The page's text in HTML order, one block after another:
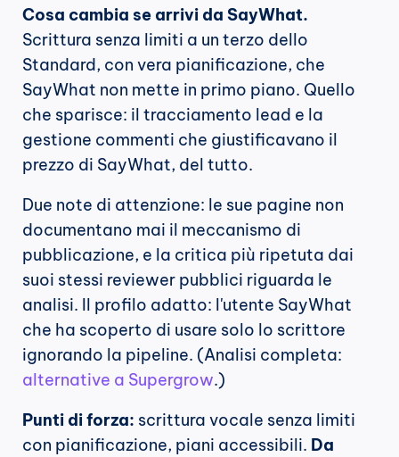
Cosa cambia se arrivi da SayWhat.
Scrittura senza limiti a un terzo dello
Standard, con vera pianificazione, che
SayWhat non mette in primo piano. Quello
che sparisce: il tracciamento lead e la
gestione commenti che giustificavano il
prezzo di SayWhat, del tutto.
Due note di attenzione: le sue pagine non
documentano mai il meccanismo di
pubblicazione, e la critica più ripetuta dai
suoi stessi reviewer pubblici riguarda le
analisi. Il profilo adatto: l'utente SayWhat
che ha scoperto di usare solo lo scrittore
alternative a Supergrow.)
Punti di forza: scrittura vocale senza limiti
con pianificazione, piani accessibili. Da